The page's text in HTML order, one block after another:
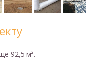
92,5 м².